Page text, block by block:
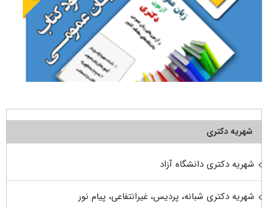
شهریه دکتری
شهریه دکتری دانشگاه آزاد
شهریه دکتری شبانه، پردیس، غیرانتفاعی، پیام نور